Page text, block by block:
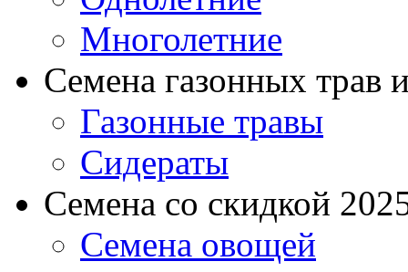
Многолетние
Семена газонных трав
Газонные травы
Сидераты
Семена со скидкой
Семена овощей